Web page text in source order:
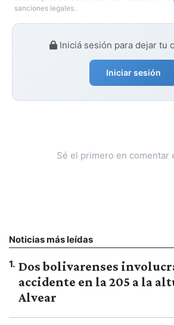
sanciones legales.
Iniciá sesión para dejar tu
Iniciar sesión
Sé el primero en comentar
Noticias más leídas
1. Dos bolivarenses
accidente en la 205 a la
Alvear